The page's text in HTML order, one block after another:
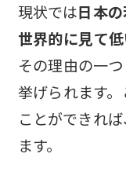
現状では日本
世界的に見て
その理由の一つ
挙げられます
ことができれ
ます。